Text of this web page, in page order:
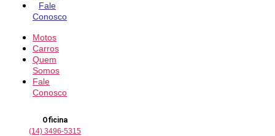
Fale
Conosco
Motos
Carros
Quem
Somos
Fale
Conosco
Oficina
(14) 3496-5315